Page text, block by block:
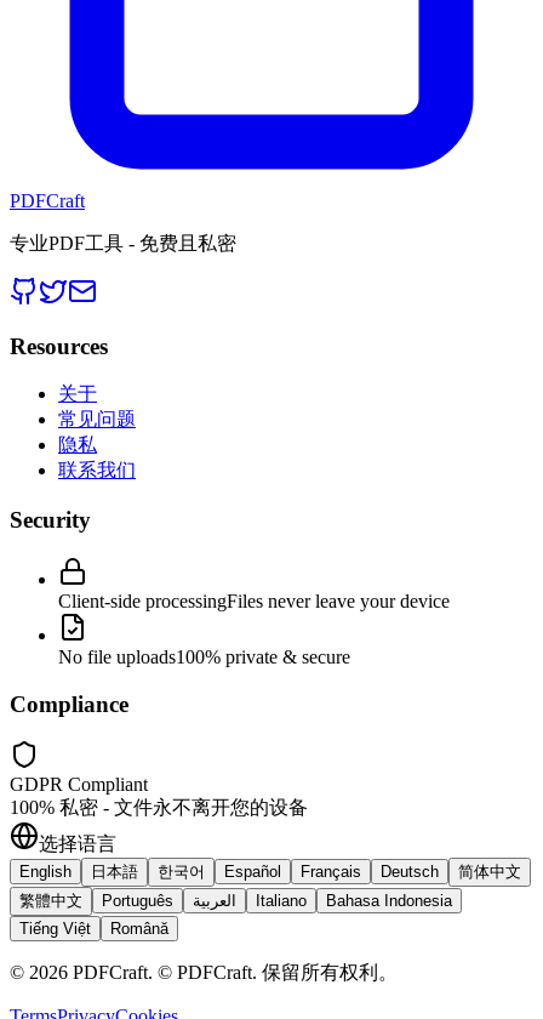
PDFCraft
专业PDF工具 - 免费且私密
Resources
关于
常见问题
隐私
联系我们
Security
Client-side processingFiles never leave your device
No file uploads100% private & secure
Compliance
GDPR Compliant
100% 私密 - 文件永不离开您的设备
选择语言
English 日本語 한국어 Español Français Deutsch
简体中文
繁體中文
Português العربية Italiano
Bahasa Indonesia
Tiếng Việt
Română
© 2026 PDFCraft. © PDFCraft. 保留所有权利。